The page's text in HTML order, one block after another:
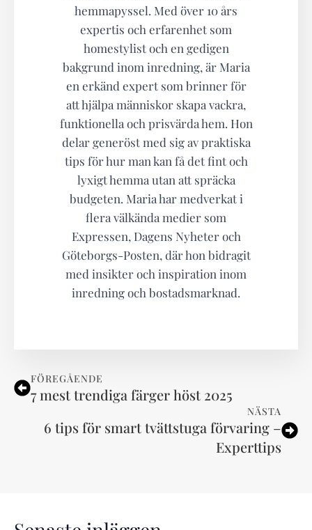
hemmapyssel. Med över 10 års
expertis och erfarenhet som
homestylist och en gedigen
bakgrund inom inredning, är Maria
en erkänd expert som brinner för
att hjälpa människor skapa vackra,
funktionella och prisvärda hem. Hon
delar generöst med sig av praktiska
tips för hur man kan få det fint och
lyxigt hemma utan att spräcka
budgeten. Maria har medverkat i
flera välkända medier som
Expressen, Dagens Nyheter och
Göteborgs-Posten, där hon bidragit
med insikter och inspiration inom
inredning och bostadsmarknad.
FÖREGÅENDE
7 mest trendiga färger höst 2025
NÄSTA
6 tips för smart tvättstuga förvaring –
Experttips